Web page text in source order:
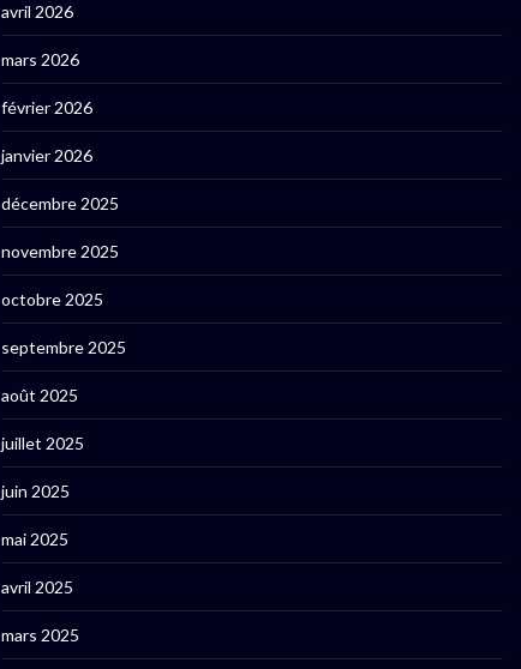
avril 2026
mars 2026
février 2026
janvier 2026
décembre 2025
novembre 2025
octobre 2025
septembre 2025
août 2025
juillet 2025
juin 2025
mai 2025
avril 2025
mars 2025